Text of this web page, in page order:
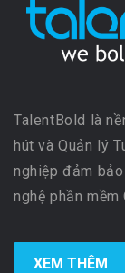
TalentBold là
hút và Quản lý
nghiệp đảm
nghệ phần
XEM THÊM